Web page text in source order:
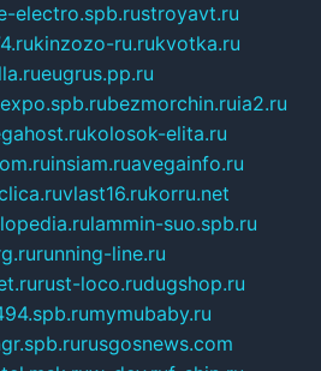
electro.spb.rustroyavt.ru
kinzozo-ru.rukvotka.ru
eugrus.pp.ru
bezmorchin.ruia2.ru
kolosok-elita.ru
insiam.ruavegainfo.ru
vlast16.rukorru.net
lammin-suo.spb.ru
running-line.ru
rust-loco.rudugshop.ru
mymubaby.ru
rusgosnews.com